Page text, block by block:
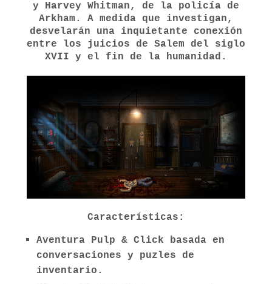
y Harvey Whitman, de la policía de
Arkham. A medida que investigan,
desvelarán una inquietante conexión
entre los juicios de Salem del siglo
XVII y el fin de la humanidad.
Características:
Aventura Pulp & Click basada en
conversaciones y puzles de
inventario.